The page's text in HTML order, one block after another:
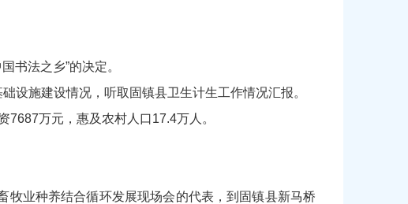
书法之乡”的决定。
设施建设情况，听取固镇县卫生计生工作情况汇报。
万元，惠及农村人口17.4万人。
业种养结合循环发展现场会的代表，到固镇县新马桥